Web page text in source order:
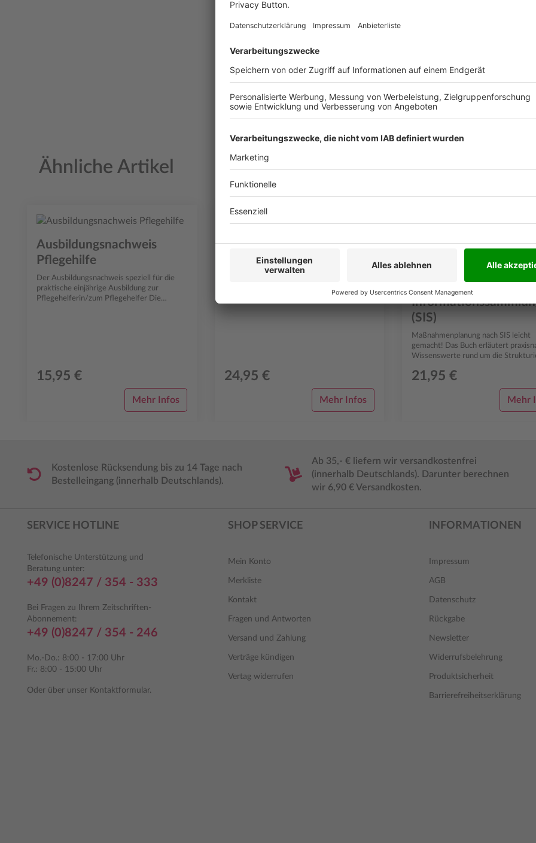
Ähnliche Artikel
Ausbildungsnachweis
Pflegehilfe
Der Ausbildungsnachweis speziell für die
praktische einjährige Ausbildung zur
Pflegehelferin/zum Pflegehelfer Die
15,95 €
Mehr Infos
Helping Hands
Helping Hands ist ein Englischlehrwerk für
„helfende Berufe“ im Bereich der Pflege und
dem Lehrwerk Klassen der zweijä...
24,95 €
Mehr Infos
Maßnahmenplanung
(SIS)
Maßnahmenplanung nach SIS leicht
gemacht! Das Buch erläutert
Wissenswerte rund um die
viersch...
21,95 €
Mehr
Kostenlose Rücksendung bis zu 14 Tage nach
Bestelleingang (innerhalb Deutschlands).
Ab 35,- € liefern wir versandkostenfrei
(innerhalb Deutschlands). Darunter berechnen
wir 6,90 € Versandkosten.
SERVICE HOTLINE
Telefonische Unterstützung und
Beratung unter:
+49 (0)8247 / 354 - 333
Bei Fragen zu Ihrem Zeitschriften-
Abonnement:
+49 (0)8247 / 354 - 246
Mo.-Do.: 8:00 - 17:00 Uhr
Fr.: 8:00 - 15:00 Uhr
Oder über unser Kontaktformular.
SHOP SERVICE
Mein Konto
Merkliste
Kontakt
Fragen und Antworten
Versand und Zahlung
Verträge kündigen
Vertag widerrufen
INFORMATIONEN
Impressum
AGB
Datenschutz
Rückgabe
Newsletter
Widerrufsbelehrung
Produktsicherheit
Barrierefreiheitserklärung